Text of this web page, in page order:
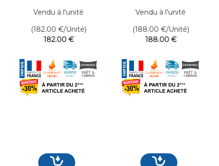
Vendu à l'unité
(182.00 €/Unité)
182.00 €
Vendu à l'unité
(188.00 €/Unité)
188.00 €